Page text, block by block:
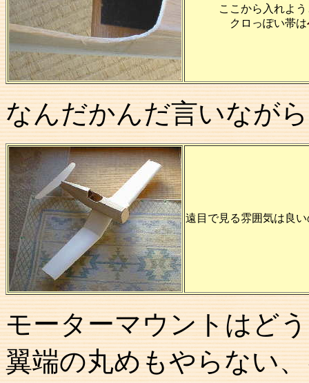
ここから入れよ
クロっぽい帯は
なんだかんだ言いなが
遠目で見る雰囲気は良
モーターマウントはど
翼端の丸めもやらない